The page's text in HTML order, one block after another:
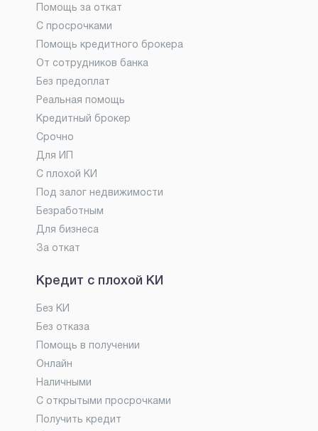
Помощь за откат
С просрочками
Помощь кредитного брокера
От сотрудников банка
Без предоплат
Реальная помощь
Кредитный брокер
Срочно
Для ИП
С плохой КИ
Под залог недвижимости
Безработным
Для бизнеса
За откат
Кредит с плохой КИ
Без КИ
Без отказа
Помощь в получении
Онлайн
Наличными
С открытыми просрочками
Получить кредит